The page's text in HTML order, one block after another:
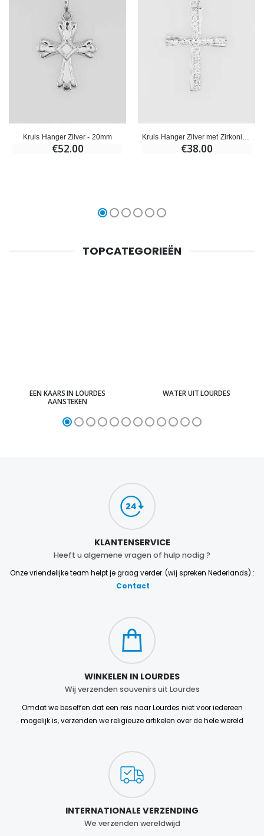
Kruis Hanger Zilver - 20mm
€52.00 €38.00
TOPCATEGORIEËN
EEN KAARS IN LOURDES
AANSTEKEN
WATER UIT LOURDES
KLANTENSERVICE
Heeft u algemene vragen of hulp nodig ?
Onze vriendelijke team helpt je graag verder. (wij spreken Nederlands) :
Contact
WINKELEN IN LOURDES
Wij verzenden souvenirs uit Lourdes
Omdat we beseffen dat een reis naar Lourdes niet voor iedereen
mogelijk is, verzenden we religieuze artikelen over de hele wereld
INTERNATIONALE VERZENDING
We verzenden wereldwijd